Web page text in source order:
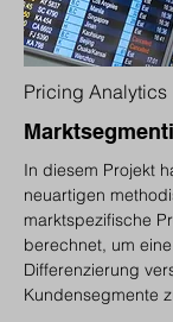
Pricing Analytics
In diesem Projekt
neuartigen
marktspezifische
berechnet, um
Differenzierung
Kundensegmente